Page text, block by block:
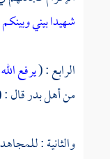
شهيدا بيني
الرابع : (يرفع
من أهل بدر قال
والثانية :